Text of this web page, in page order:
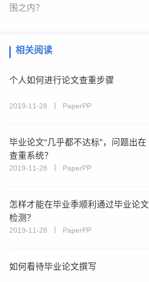
围之内？
相关阅读
个人如何进行论文查重步骤
2019-11-28 丨 PaperPP
毕业论文“几乎都不达标”，问题出在
查重系统？
2019-11-28 丨 PaperPP
​怎样才能在毕业季顺利通过毕业论文
检测？
2019-11-28 丨 PaperPP
如何看待毕业论文撰写